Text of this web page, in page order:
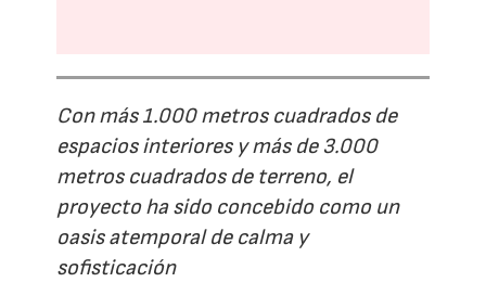
Con más 1.000 metros cuadrados de
espacios interiores y más de 3.000
metros cuadrados de terreno, el
proyecto ha sido concebido como un
oasis atemporal de calma y
sofisticación